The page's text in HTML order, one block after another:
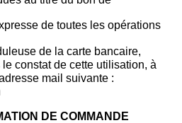
de toutes les opérations
de la carte bancaire,
le constat de cette utilisation, à
mail suivante :
DE COMMANDE